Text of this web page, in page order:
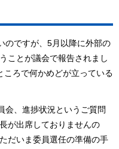
のですが、5月以降に外部の
ことが議会で報告されまし
ころで何かめどが立っている
会、進捗状況というご質問
が出席しておりませんの
だいま委員選任の準備の手